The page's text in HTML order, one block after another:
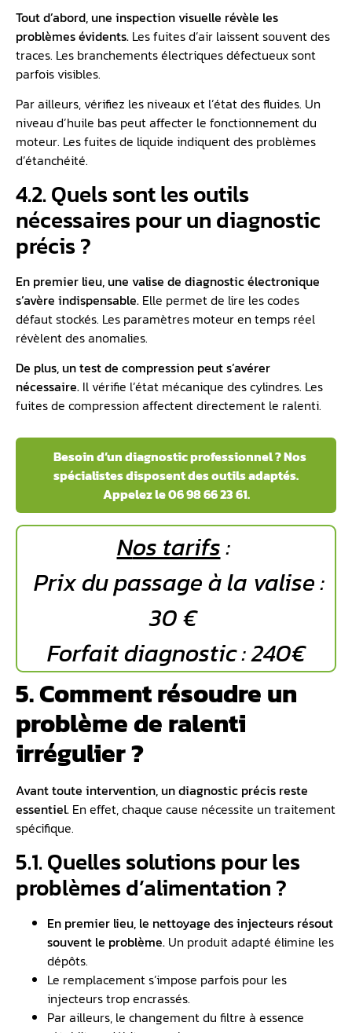
Tout d’abord, une inspection visuelle révèle les
problèmes évidents. Les fuites d’air laissent souvent des
traces. Les branchements électriques défectueux sont
parfois visibles.
Par ailleurs, vérifiez les niveaux et l’état des fluides. Un
niveau d’huile bas peut affecter le fonctionnement du
moteur. Les fuites de liquide indiquent des problèmes
d’étanchéité.
4.2. Quels sont les outils
nécessaires pour un diagnostic
précis ?
En premier lieu, une valise de diagnostic électronique
s’avère indispensable. Elle permet de lire les codes
défaut stockés. Les paramètres moteur en temps réel
révèlent des anomalies.
De plus, un test de compression peut s’avérer
nécessaire. Il vérifie l’état mécanique des cylindres. Les
fuites de compression affectent directement le ralenti.
️ Besoin d’un diagnostic professionnel ? Nos
spécialistes disposent des outils adaptés.
Appelez le 06 98 66 23 61.
Nos tarifs:
Prix du passage à la valise :
30 €
Forfait diagnostic : 240€
5. Comment résoudre un
problème de ralenti
irrégulier ?
Avant toute intervention, un diagnostic précis reste
essentiel. En effet, chaque cause nécessite un traitement
spécifique.
5.1. Quelles solutions pour les
problèmes d’alimentation ?
En premier lieu, le nettoyage des injecteurs résout
souvent le problème. Un produit adapté élimine les
dépôts.
Le remplacement s’impose parfois pour les
injecteurs trop encrassés.
Par ailleurs, le changement du filtre à essence